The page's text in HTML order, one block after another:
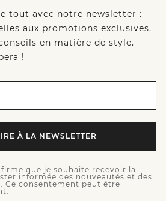
tout avec notre newsletter :
aux promotions exclusives,
en matière de style.
!
À LA NEWSLETTER
que je souhaite recevoir la
informée des nouveautés et des
Ce consentement peut être